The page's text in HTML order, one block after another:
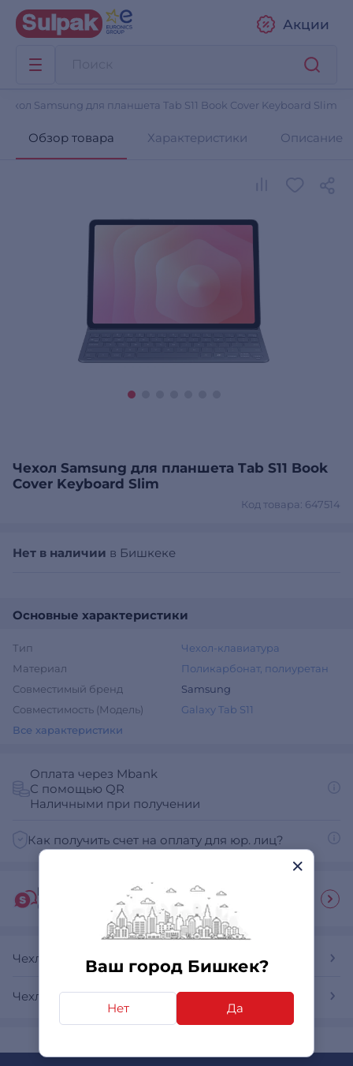
Ваш город Бишкек?
Нет Да
Акции
Чехол Samsung для планшета Tab S11 Book Cover Keyboard Slim
Обзор товара Характеристики Описание
Чехол Samsung для планшета Tab S11 Book
Cover Keyboard Slim
Код товара: 647514
Нет в наличии в Бишкеке
Основные характеристики
Тип
Чехол-клавиатура
Материал
Поликарбонат, полиуретан
Совместимый бренд
Samsung
Совместимость (Модель)
Galaxy Tab S11
Все характеристики
Оплата через Mbank
С помощью QR
Наличными при получении
Как получить счет на оплату для юр. лиц?
Гид покупателя
Ответы на часто задаваемые вопросы
Чехлы для планшетов
Чехлы для планшетов Samsung